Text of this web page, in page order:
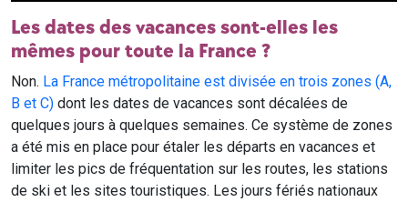
Les dates des vacances sont-elles les
mêmes pour toute la France ?
Non. La France métropolitaine est divisée en trois zones (A,
B et C) dont les dates de vacances sont décalées de
quelques jours à quelques semaines. Ce système de zones
a été mis en place pour étaler les départs en vacances et
limiter les pics de fréquentation sur les routes, les stations
de ski et les sites touristiques. Les jours fériés nationaux